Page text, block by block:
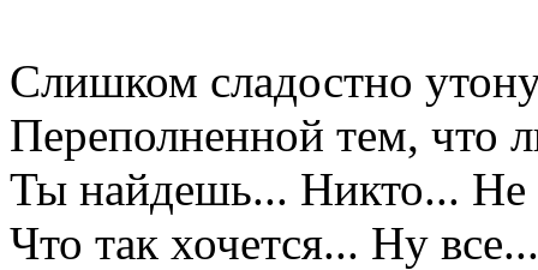
Слишком сладостно
Переполненной тем, что
Ты найдешь... Никто... Не
Что так хочется... Ну